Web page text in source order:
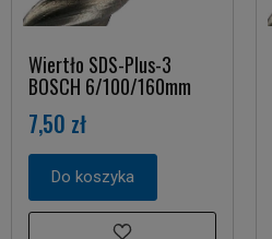
Wiertło SDS-Plus-3
BOSCH 6/100/160mm
7,50 zł
Do koszyka